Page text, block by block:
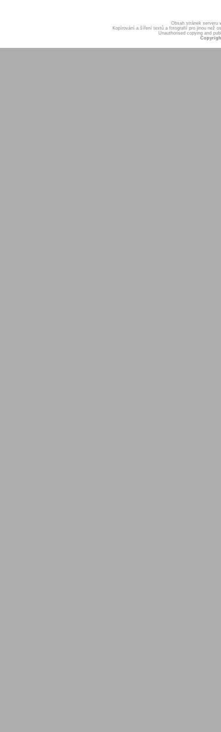
Obsah stránek serveru
Kopírování a šíření textů a fotografií pro jinou než
Unauthorised copying and